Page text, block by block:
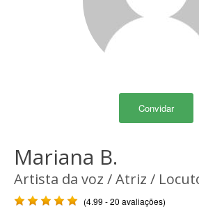
Convidar
Mariana B.
Artista da voz / Atriz /
(4.99 - 20 avaliações)